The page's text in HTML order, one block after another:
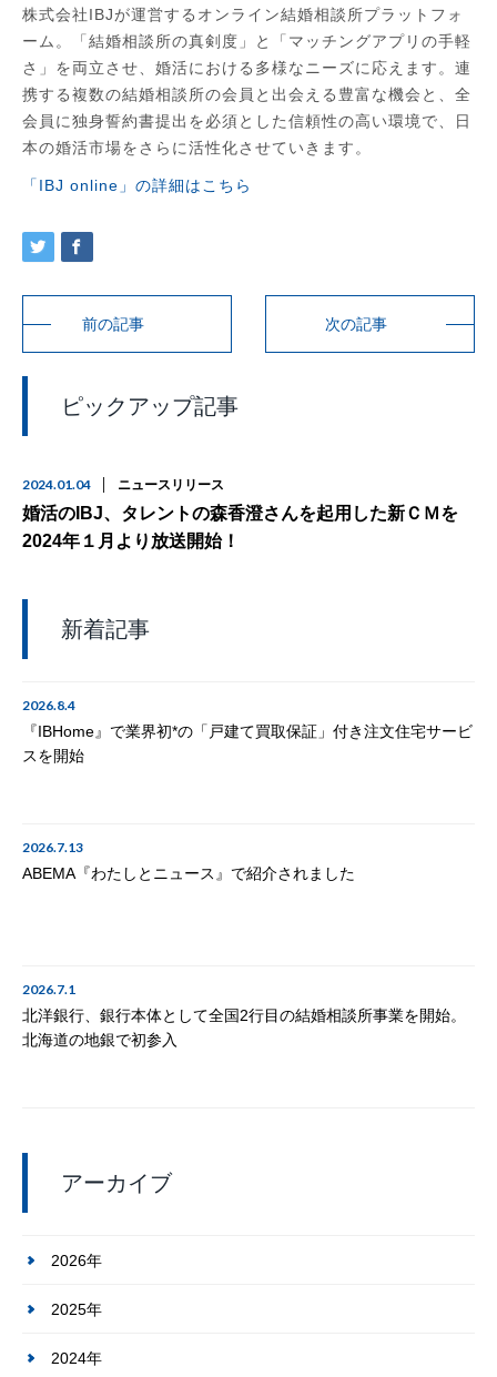
株式会社IBJが運営するオンライン結婚相談所プラットフォ
ーム。「結婚相談所の真剣度」と「マッチングアプリの手軽
さ」を両立させ、婚活における多様なニーズに応えます。連
携する複数の結婚相談所の会員と出会える豊富な機会と、全
会員に独身誓約書提出を必須とした信頼性の高い環境で、日
本の婚活市場をさらに活性化させていきます。
「IBJ online」の詳細はこちら
前の記事 次の記事
ピックアップ記事
2024.01.04 ニュースリリース
婚活のIBJ、タレントの森香澄さんを起用した新ＣＭを
2024年１月より放送開始！
新着記事
2026.8.4
『IBHome』で業界初*の「戸建て買取保証」付き注文住宅サービ
スを開始
2026.7.13
ABEMA『わたしとニュース』で紹介されました
2026.7.1
北洋銀行、銀行本体として全国2行目の結婚相談所事業を開始。
北海道の地銀で初参入
アーカイブ
2026年
2025年
2024年